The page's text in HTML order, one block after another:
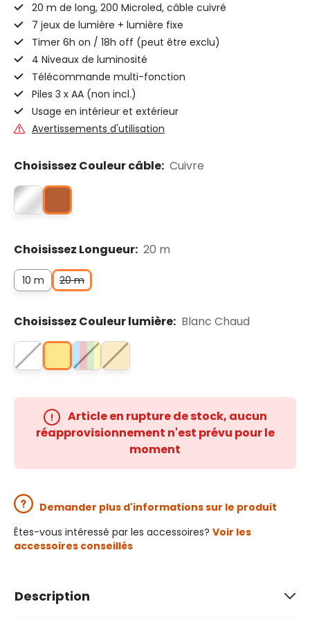
20 m de long, 200 Microled, câble cuivré
7 jeux de lumière + lumière fixe
Timer 6h on / 18h off (peut être exclu)
4 Niveaux de luminosité
Télécommande multi-fonction
Piles 3 x AA (non incl.)
Usage en intérieur et extérieur
Avertissements d'utilisation
Choisissez Couleur câble: Cuivre
Choisissez Longueur: 20 m
10 m 20 m
Choisissez Couleur lumière: Blanc Chaud
Article en rupture de stock, aucun
réapprovisionnement n'est prévu pour le
moment
Demander plus d'informations sur le produit
Êtes-vous intéressé par les accessoires? Voir les
accessoires conseillés
Description